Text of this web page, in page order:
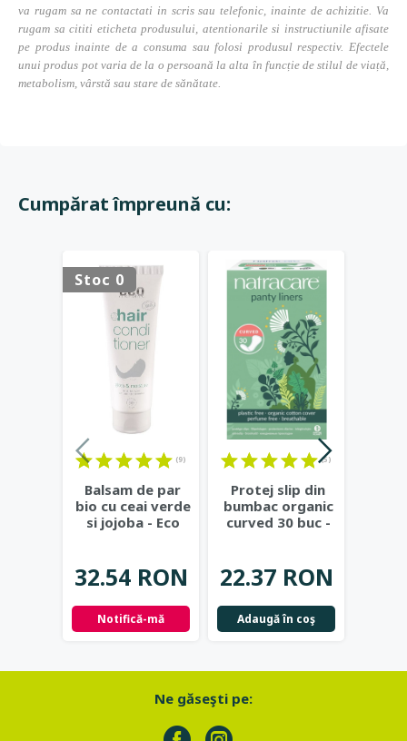
va rugam sa ne contactati in scris sau telefonic, inainte de achizitie. Va
rugam sa cititi eticheta produsului, atentionarile si instructiunile afisate
pe produs inainte de a consuma sau folosi produsul respectiv. Efectele
unui produs pot varia de la o persoană la alta în funcție de stilul de viață,
metabolism, vârstă sau stare de sănătate.
Cumpărat împreună cu:
Stoc 0
(9)
Balsam de par
bio cu ceai verde
si jojoba - Eco
32.54 RON
Notifică-mă
(5)
Protej slip din
bumbac organic
curved 30 buc -
22.37 RON
Adaugă în coş
Ne găseşti pe: